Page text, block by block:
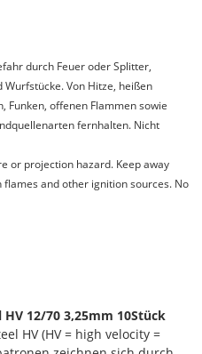
durch Feuer oder Splitter,
Wurfstücke. Von Hitze, heißen
Funken, offenen Flammen sowie
fernhalten. Nicht
or projection hazard. Keep away
and other ignition sources. No
12/70 3,25mm 10Stück
HV (HV = high velocity =